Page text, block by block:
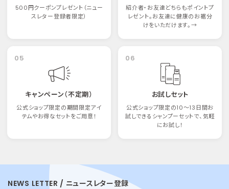
500円クーポンプレゼント（ニュー
スレター登録者限定）
紹介者・お友達どちらもポイントプ
レゼント。お友達に健康のお裾分
けをいただけます。→
05
キャンペーン（不定期）
公式ショップ限定の期間限定アイ
テムやお得なセットをご用意！
06
お試しセット
公式ショップ限定の10〜13日間お
試しできるシャンプーセットで、気軽
にお試し！
NEWS LETTER / ニュースレター登録